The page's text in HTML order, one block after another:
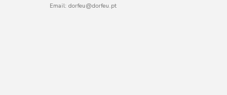
Email: dorfeu@dorfeu.pt